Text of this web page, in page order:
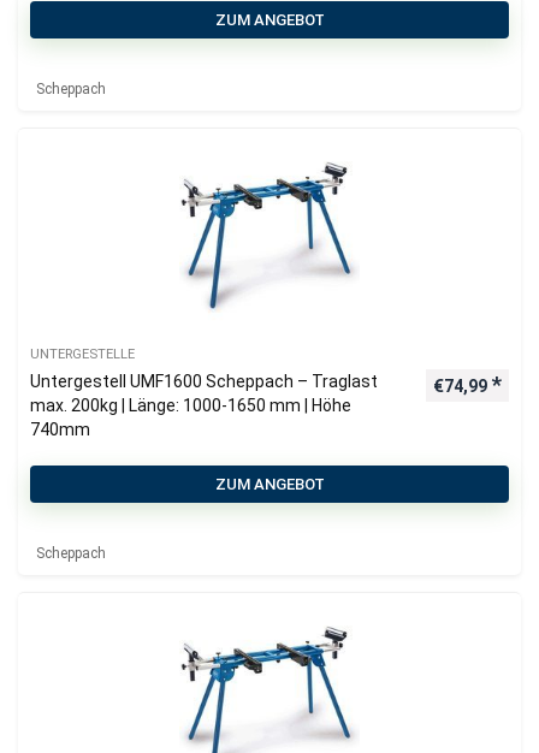
ZUM ANGEBOT
Scheppach
UNTERGESTELLE
Untergestell UMF1600 Scheppach – Traglast
max. 200kg | Länge: 1000-1650 mm | Höhe
740mm
€74,99
ZUM ANGEBOT
Scheppach